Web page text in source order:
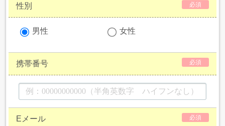
性別 必須
男性 女性
携帯番号 必須
Eメール 必須